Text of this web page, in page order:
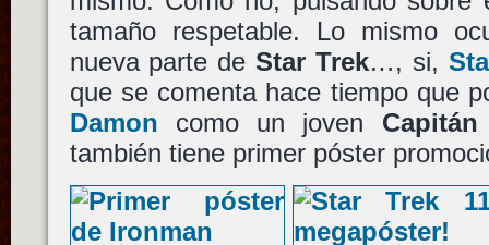
tamaño respetable. Lo mismo
nueva parte deStar Trek…, si,
que se comenta hace tiempo que
Damon como un joven
también tiene primer póster